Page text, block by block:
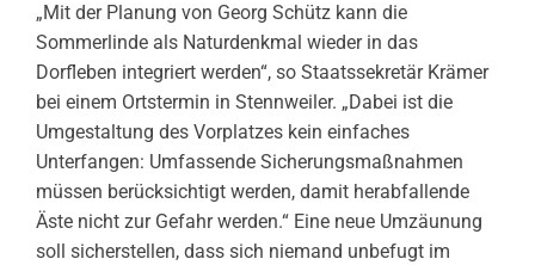
„Mit der Planung von Georg Schütz kann die
Sommerlinde als Naturdenkmal wieder in das
Dorfleben integriert werden“, so Staatssekretär Krämer
bei einem Ortstermin in Stennweiler. „Dabei ist die
Umgestaltung des Vorplatzes kein einfaches
Unterfangen: Umfassende Sicherungsmaßnahmen
müssen berücksichtigt werden, damit herabfallende
Äste nicht zur Gefahr werden.“ Eine neue Umzäunung
soll sicherstellen, dass sich niemand unbefugt im